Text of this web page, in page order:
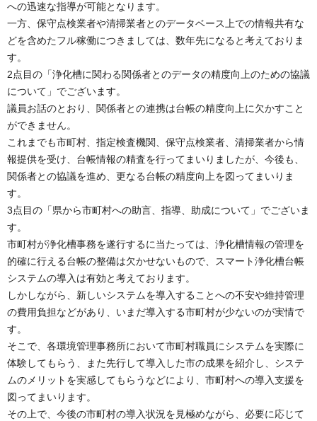
への迅速な指導が可能となります。
一方、保守点検業者や清掃業者とのデータベース上での情報共有な
どを含めたフル稼働につきましては、数年先になると考えておりま
す。
2点目の「浄化槽に関わる関係者とのデータの精度向上のための協議
について」でございます。
議員お話のとおり、関係者との連携は台帳の精度向上に欠かすこと
ができません。
これまでも市町村、指定検査機関、保守点検業者、清掃業者から情
報提供を受け、台帳情報の精査を行ってまいりましたが、今後も、
関係者との協議を進め、更なる台帳の精度向上を図ってまいりま
す。
3点目の「県から市町村への助言、指導、助成について」でございま
す。
市町村が浄化槽事務を遂行するに当たっては、浄化槽情報の管理を
的確に行える台帳の整備は欠かせないもので、スマート浄化槽台帳
システムの導入は有効と考えております。
しかしながら、新しいシステムを導入することへの不安や維持管理
の費用負担などがあり、いまだ導入する市町村が少ないのが実情で
す。
そこで、各環境管理事務所において市町村職員にシステムを実際に
体験してもらう、また先行して導入した市の成果を紹介し、システ
ムのメリットを実感してもらうなどにより、市町村への導入支援を
図ってまいります。
その上で、今後の市町村の導入状況を見極めながら、必要に応じて